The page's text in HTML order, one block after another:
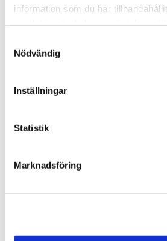
information som du har
Nödvändig
Inställningar
Statistik
Marknadsföring
Michell